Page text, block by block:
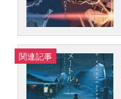
関連記事